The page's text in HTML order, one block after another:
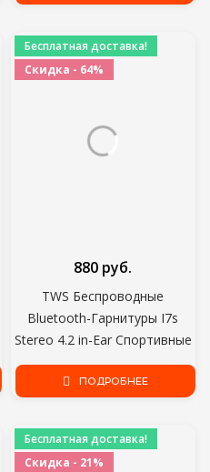
смартфон
Бесплатная доставка!
Скидка - 64%
TWS Беспроводные
Bluetooth-Гарнитуры I7s
Stereo 4.2 in-Ear Спортивные
Наушники-вкладыши
Наушники-вкладыши
Чехлом
880 руб.
ПОДРОБНЕЕ
Бесплатная доставка!
Скидка - 21%